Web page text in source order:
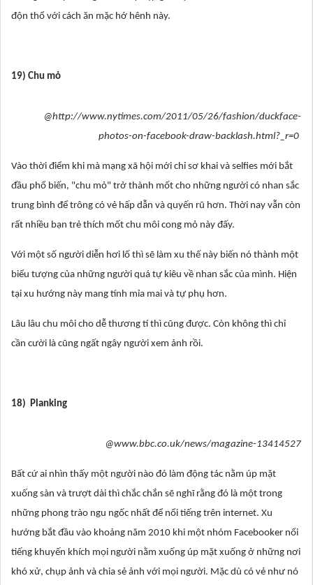
độn thổ với cách ăn mặc hớ hênh này.
19) Chu mỏ
@http://www.nytimes.com/2011/05/26/fashion/duckface-
photos-on-facebook-draw-backlash.html?_r=0
Vào thời điểm khi mà mạng xã hội mới chỉ sơ khai và selfies mới bắt
đầu phổ biến, "chu mỏ" trở thành mốt cho những người có nhan sắc
trung bình để trông có vẻ hấp dẫn và quyến rũ hơn. Thời nay vẫn còn
rất nhiều bạn trẻ thích mốt chu môi cong mỏ này đấy.
Với một số người diễn hơi lố thì sẽ làm xu thế này biến nó thành một
biểu tượng của những người quá tự kiêu về nhan sắc của mình. Hiện
tại xu hướng này mang tính mỉa mai và tự phụ hơn.
Lâu lâu chu môi cho dễ thương tí thì cũng được. Còn không thì chỉ
cần cười là cũng ngất ngây người xem ảnh rồi.
18) Planking
@www.bbc.co.uk/news/magazine-13414527
Bất cứ ai nhìn thấy một người nào đó làm động tác nằm úp mặt
xuống sàn và trượt dài thì chắc chắn sẽ nghĩ rằng đó là một trong
những phong trào ngu ngốc nhất để nổi tiếng trên internet. Xu
hướng bắt đầu vào khoảng năm 2010 khi một nhóm Facebooker nổi
tiếng khuyến khích mọi người nằm xuống úp mặt xuống ở những nơi
khó xử, chụp ảnh và chia sẻ ảnh với mọi người. Mặc dù có vẻ như nó